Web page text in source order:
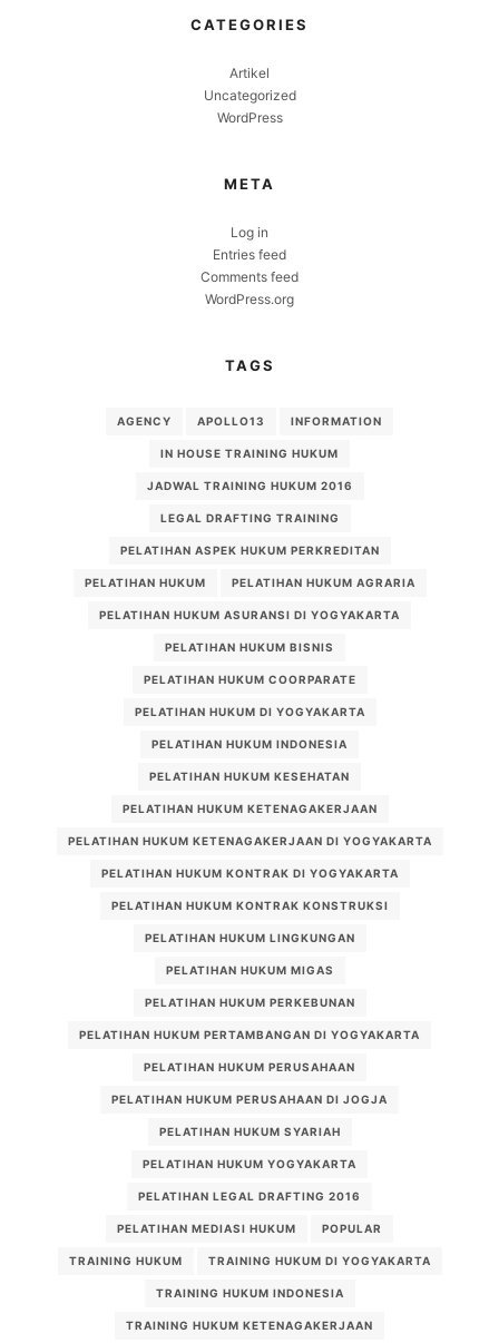
CATEGORIES
Artikel
Uncategorized
WordPress
META
Log in
Entries feed
Comments feed
WordPress.org
TAGS
AGENCY APOLLO13 INFORMATION
IN HOUSE TRAINING HUKUM
JADWAL TRAINING HUKUM 2016
LEGAL DRAFTING TRAINING
PELATIHAN ASPEK HUKUM PERKREDITAN
PELATIHAN HUKUM PELATIHAN HUKUM AGRARIA
PELATIHAN HUKUM ASURANSI DI YOGYAKARTA
PELATIHAN HUKUM BISNIS
PELATIHAN HUKUM COORPARATE
PELATIHAN HUKUM DI YOGYAKARTA
PELATIHAN HUKUM INDONESIA
PELATIHAN HUKUM KESEHATAN
PELATIHAN HUKUM KETENAGAKERJAAN
PELATIHAN HUKUM KETENAGAKERJAAN DI YOGYAKARTA
PELATIHAN HUKUM KONTRAK DI YOGYAKARTA
PELATIHAN HUKUM KONTRAK KONSTRUKSI
PELATIHAN HUKUM LINGKUNGAN
PELATIHAN HUKUM MIGAS
PELATIHAN HUKUM PERKEBUNAN
PELATIHAN HUKUM PERTAMBANGAN DI YOGYAKARTA
PELATIHAN HUKUM PERUSAHAAN
PELATIHAN HUKUM PERUSAHAAN DI JOGJA
PELATIHAN HUKUM SYARIAH
PELATIHAN HUKUM YOGYAKARTA
PELATIHAN LEGAL DRAFTING 2016
PELATIHAN MEDIASI HUKUM POPULAR
TRAINING HUKUM TRAINING HUKUM DI YOGYAKARTA
TRAINING HUKUM INDONESIA
TRAINING HUKUM KETENAGAKERJAAN